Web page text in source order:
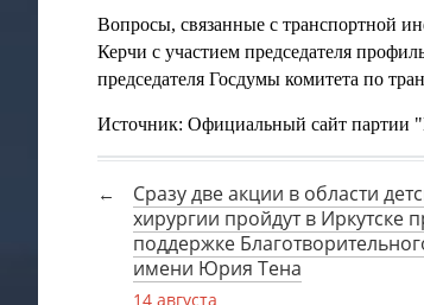
Вопросы, связанные с транспортной
Керчи с участием председателя
председателя Госдумы комитета по
Источник: Официальный сайт партии
Сразу две акции в области
хирургии пройдут в Иркутске
поддержке
имени Юрия Тена
14 августа